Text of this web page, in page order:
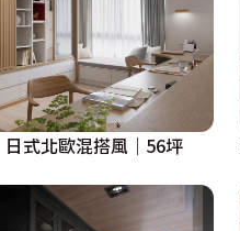
式北歐混搭風｜56坪